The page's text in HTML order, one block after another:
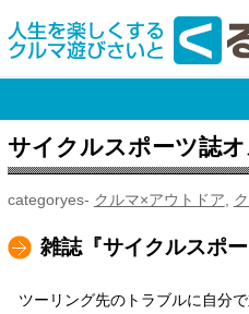
サイクルスポーツ誌
クルマ×アウトドア
雑誌『サイクルスポ
ツーリング先のトラブルに自分